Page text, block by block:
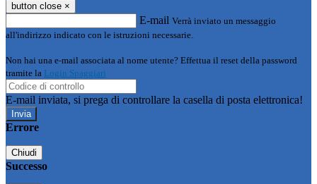
button close ×
E-mail Verrà inviato un messaggio
all'indirizzo indicato con le istruzioni necessarie.
Non hai una e-mail associata al nome utente? Effettua il reset della password
tramite la Login Spaggiari
E-mail inviata, si prega di controllare la casella di posta elettronica!
Errore
Chiudi
Successo